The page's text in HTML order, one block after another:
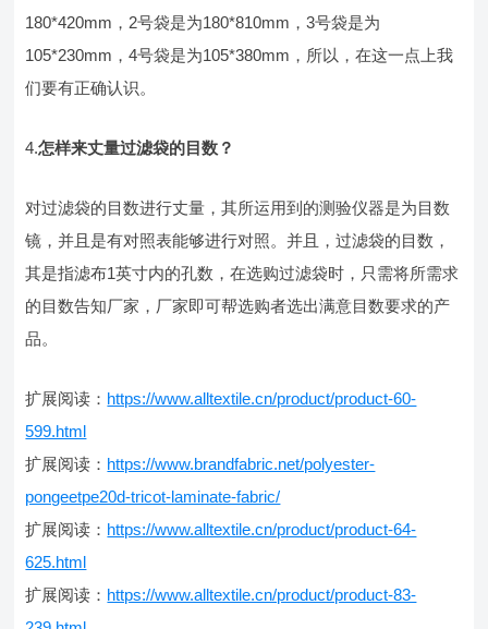
180*420mm，2号袋是为180*810mm，3号袋是为
105*230mm，4号袋是为105*380mm，所以，在这一点上我
们要有正确认识。
4.怎样来丈量过滤袋的目数？
对过滤袋的目数进行丈量，其所运用到的测验仪器是为目数
镜，并且是有对照表能够进行对照。并且，过滤袋的目数，
其是指滤布1英寸内的孔数，在选购过滤袋时，只需将所需求
的目数告知厂家，厂家即可帮选购者选出满意目数要求的产
品。
扩展阅读： https://www.alltextile.cn/product/product-60-
599.html
扩展阅读： https://www.brandfabric.net/polyester-
pongeetpe20d-tricot-laminate-fabric/
扩展阅读： https://www.alltextile.cn/product/product-64-
625.html
扩展阅读： https://www.alltextile.cn/product/product-83-